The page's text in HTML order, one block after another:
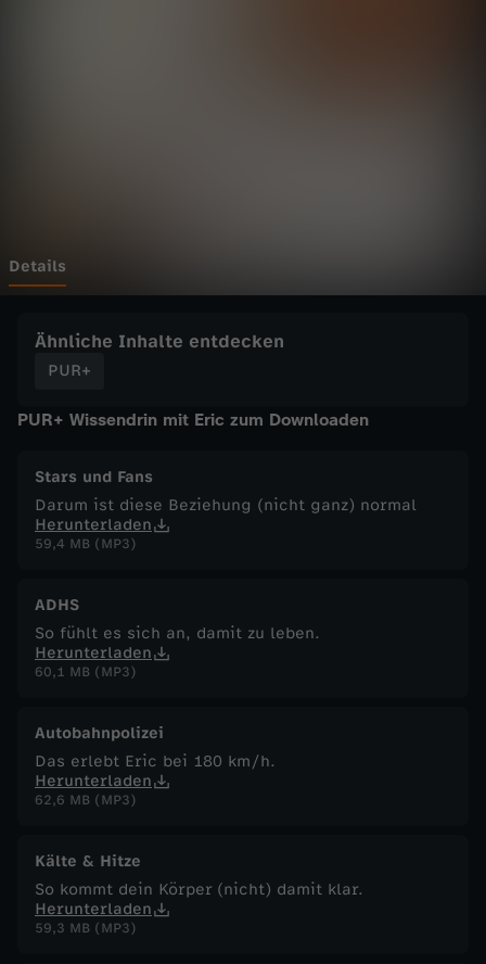
g
n
A
n
g
t
u
n
d
P
a
Details
Ähnliche Inhalte entdecken
PUR+
PUR+ Wissendrin mit Eric zum Downloaden
Stars und Fans
Darum ist diese Beziehung (nicht ganz) normal
Herunterladen
59,4 MB (MP3)
ADHS
So fühlt es sich an, damit zu leben.
Herunterladen
60,1 MB (MP3)
Autobahnpolizei
Das erlebt Eric bei 180 km/h.
Herunterladen
62,6 MB (MP3)
Kälte & Hitze
So kommt dein Körper (nicht) damit klar.
Herunterladen
59,3 MB (MP3)